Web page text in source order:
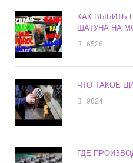
КАК ВЫБИТЬ
ШАТУНА НА
6526
ЧТО ТАКОЕ
9824
ГДЕ